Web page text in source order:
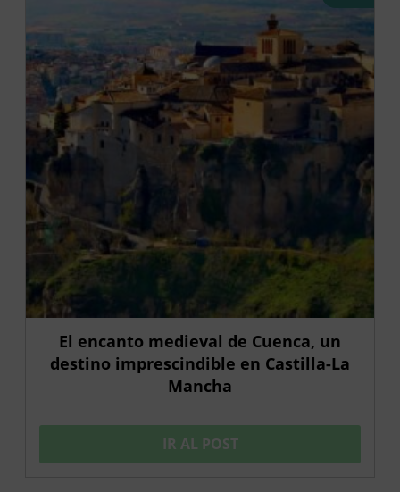
El encanto medieval de Cuenca, un
destino imprescindible en Castilla-La
Mancha
IR AL POST